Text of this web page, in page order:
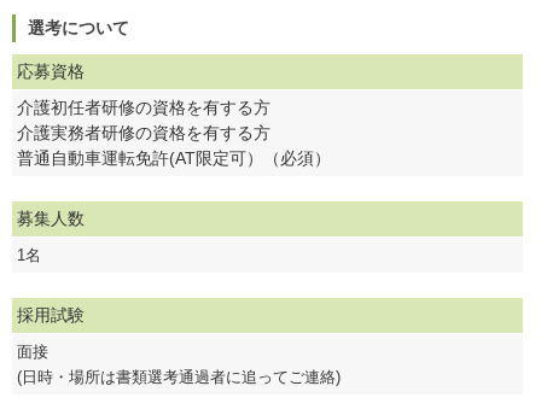
選考について
応募資格
介護初任者研修の資格を有する方
介護実務者研修の資格を有する方
普通自動車運転免許(AT限定可）（必須）
募集人数
1名
採用試験
面接
(日時・場所は書類選考通過者に追ってご連絡)